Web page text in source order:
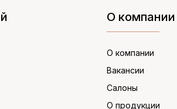
О компании
О компании
Вакансии
Салоны
О продукции